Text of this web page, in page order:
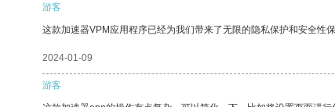
游客
这款加速器VPM应用程序已经为我们带来了无限的隐私保护和安全性保
2024-01-09
游客